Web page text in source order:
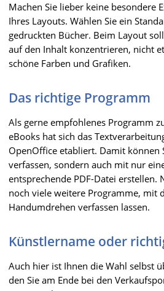
Machen Sie lieber keine besondere
Ihres Layouts. Wählen Sie ein
gedruckten Bücher. Beim Layout
auf den Inhalt konzentrieren, nicht
schöne Farben und Grafiken.
Das richtige Programm
Als gerne empfohlenes Programm
eBooks hat sich das
OpenOffice etabliert. Damit können
verfassen, sondern auch mit nur
entsprechende PDF-Datei erstellen.
noch viele weitere Programme, mit
Handumdrehen verfassen lassen.
Künstlername oder
Auch hier ist Ihnen die Wahl selbst
den Sie am Ende bei den